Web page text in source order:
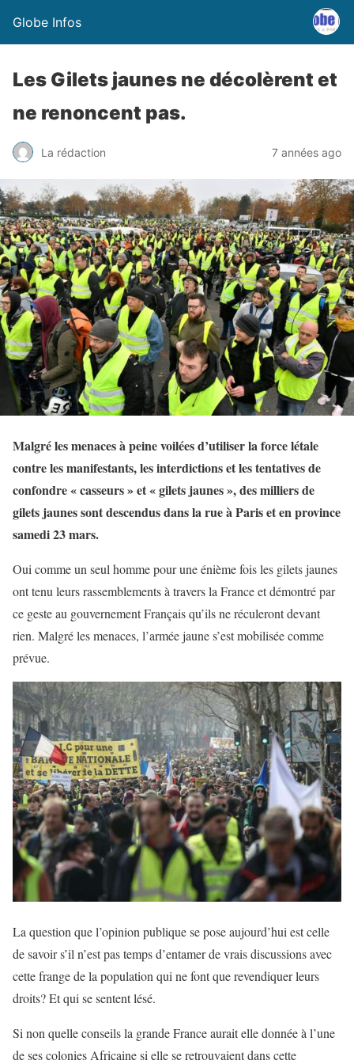
Globe Infos
Les Gilets jaunes ne décolèrent et
ne renoncent pas.
La rédaction 7 années ago
Malgré les menaces à peine voilées d’utiliser la force létale
contre les manifestants, les interdictions et les tentatives de
confondre « casseurs » et « gilets jaunes », des milliers de
gilets jaunes sont descendus dans la rue à Paris et en province
samedi 23 mars.
Oui comme un seul homme pour une énième fois les gilets jaunes
ont tenu leurs rassemblements à travers la France et démontré par
ce geste au gouvernement Français qu’ils ne réculeront devant
rien. Malgré les menaces, l’armée jaune s’est mobilisée comme
prévue.
La question que l’opinion publique se pose aujourd’hui est celle
de savoir s’il n’est pas temps d’entamer de vrais discussions avec
cette frange de la population qui ne font que revendiquer leurs
droits? Et qui se sentent lésé.
Si non quelle conseils la grande France aurait elle donnée à l’une
de ses colonies Africaine si elle se retrouvaient dans cette